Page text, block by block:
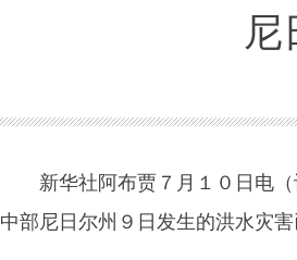
新华社阿布贾７月１０日电（
中部尼日尔州９日发生的洪水灾害